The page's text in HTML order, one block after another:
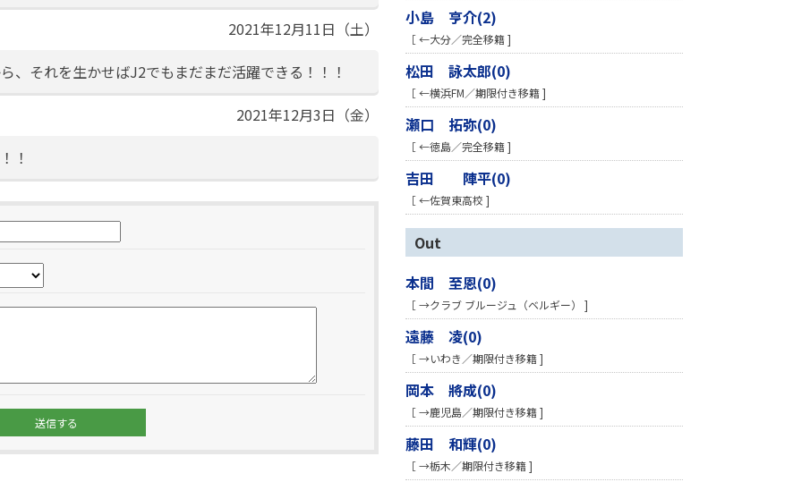
2021年12月11日（土）
、それを生かせばJ2でもまだまだ活躍できる！！！
2021年12月3日（金）
！
小島 亨介(2)
［ ←大分／完全移籍 ]
松田 詠太郎(0)
［ ←横浜FM／期限付き移籍 ]
瀬口 拓弥(0)
［ ←徳島／完全移籍 ]
吉田 陣平(0)
［ ←佐賀東高校 ]
Out
本間 至恩(0)
［ →クラブ ブルージュ（ベルギー） ]
遠藤 凌(0)
［ →いわき／期限付き移籍 ]
岡本 將成(0)
［ →鹿児島／期限付き移籍 ]
藤田 和輝(0)
［ →栃木／期限付き移籍 ]